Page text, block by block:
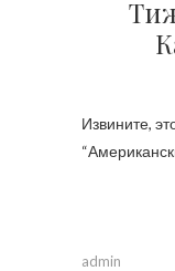
Извините,
admin